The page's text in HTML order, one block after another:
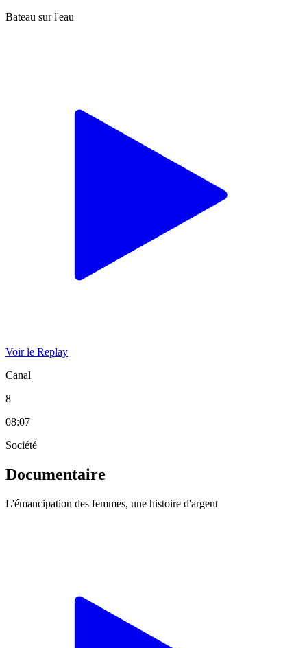
Bateau sur l'eau
Voir le Replay
Canal
8
08:07
Société
Documentaire
L'émancipation des femmes, une histoire d'argent